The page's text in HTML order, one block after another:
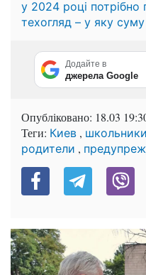
у 2024 році
техогляд – у яку суму
Додайте в
джерела Google
Опубліковано: 18.03
Теги: Киев , школьники
родители ,